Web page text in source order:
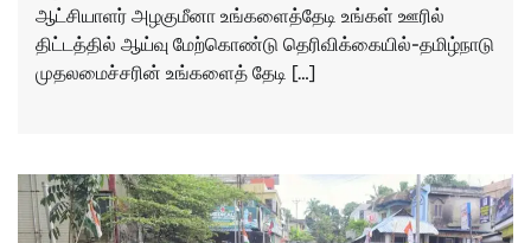
ஆட்சியாளர் அழகுமீனா உங்களைத்தேடி உங்கள் ஊரில்
திட்டத்தில் ஆய்வு மேற்கொண்டு தெரிவிக்கையில்-தமிழ்நாடு
முதலமைச்சரின் உங்களைத் தேடி […]